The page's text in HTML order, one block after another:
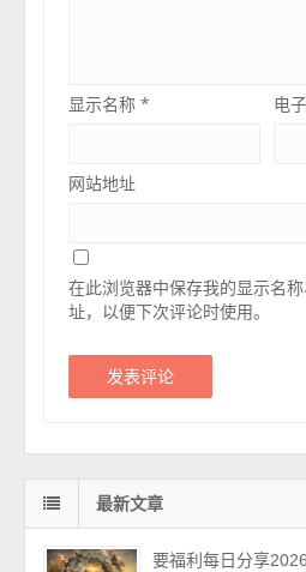
显示名称* 电
网站地址
在此浏览器中保存我的显示名
址，以便下次评论时使用。
最新文章
要福利每日分享